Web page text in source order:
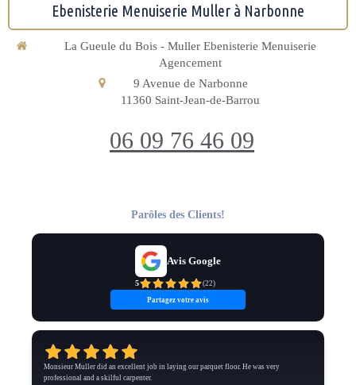
Ebenisterie Menuiserie Muller à Narbonne
La Gueule du Bois - Muller Ebenisterie Menuiserie
Agencement
9 Avenue de Narbonne
11360 Saint-Jean-de-Barrou
06 09 76 46 09
Parôles des Clients!
Avis Google
5 (22)
Partagez votre avis
Monsieur Muller did an excellent job in laying our parquet floor. He was very
professional and a skilful carpenter.